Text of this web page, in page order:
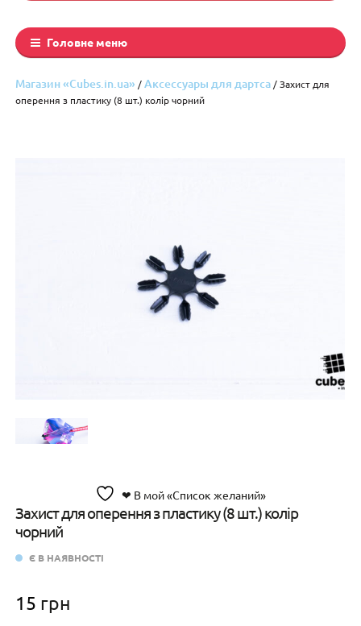
Головне меню
Магазин «Cubes.in.ua» /Аксессуары для дартса / Захист для
оперення з пластику (8 шт.) колір чорний
❤ В мой «Список желаний»
Захист для оперення з пластику (8 шт.) колір
чорний
Є В НАЯВНОСТІ
15 грн